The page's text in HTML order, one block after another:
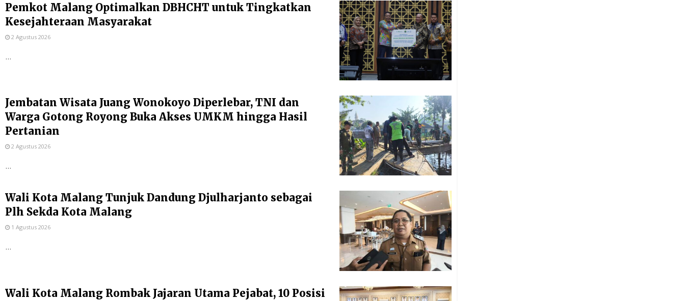
Pemkot Malang Optimalkan DBHCHT untuk Tingkatkan
Kesejahteraan Masyarakat
2 Agustus 2026
...
Jembatan Wisata Juang Wonokoyo Diperlebar, TNI dan
Warga Gotong Royong Buka Akses UMKM hingga Hasil
Pertanian
2 Agustus 2026
...
Wali Kota Malang Tunjuk Dandung Djulharjanto sebagai
Plh Sekda Kota Malang
1 Agustus 2026
...
Wali Kota Malang Rombak Jajaran Utama Pejabat, 10 Posisi